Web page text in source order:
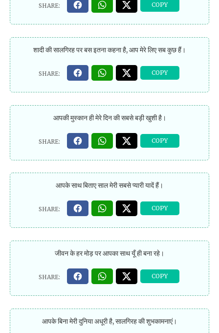
शादी की सालगिरह पर बस इतना कहना है, आप मेरे लिए सब कुछ हैं।
आपकी मुस्कान ही मेरे दिन की सबसे बड़ी खुशी है।
आपके साथ बिताए साल मेरी सबसे प्यारी यादें हैं।
जीवन के हर मोड़ पर आपका साथ यूँ ही बना रहे।
आपके बिना मेरी दुनिया अधूरी है, सालगिरह की शुभकामनाएं।